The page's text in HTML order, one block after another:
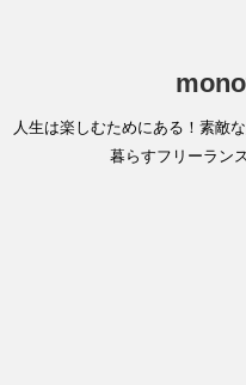
人生は楽しむためにある！素敵
暮らすフリーラン